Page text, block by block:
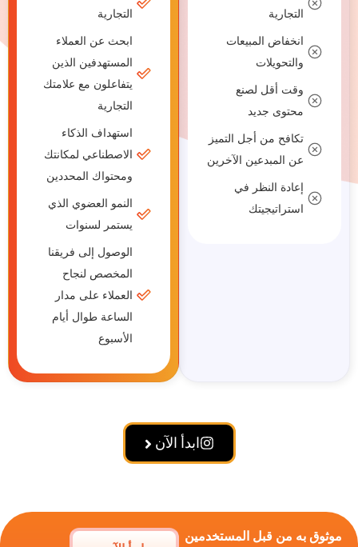
التجارية
انخفاض المبيعات
والتحويلات
وقت أقل لصنع
محتوى جديد
تكافح من أجل التميز
عن المبدعين الآخرين
إعادة النظر في
استراتيجيتك
التجارية
ابحث عن العملاء
المستهدفين الذين
يتفاعلون مع علامتك
استهداف الذكاء
الاصطناعي لمكانتك
ومحتواك المحددين
النمو العضوي الذي
يستمر لسنوات
الوصول إلى فريقنا
المخصص لنجاح
العملاء على مدار
الساعة طوال أيام
ابدأ الآن
به من قبل المستخدمين